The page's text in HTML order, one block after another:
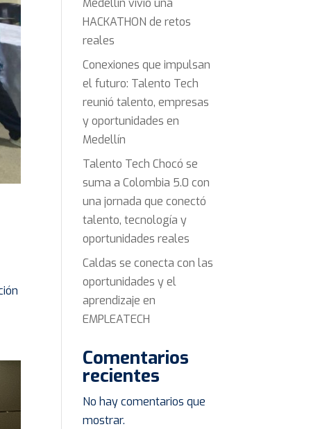
Medellín vivió una
HACKATHON de retos
reales
Conexiones que impulsan
el futuro: Talento Tech
reunió talento, empresas
y oportunidades en
Medellín
Talento Tech Chocó se
suma a Colombia 5.0 con
una jornada que conectó
talento, tecnología y
oportunidades reales
Caldas se conecta con las
oportunidades y el
aprendizaje en
EMPLEATECH
Comentarios
recientes
No hay comentarios que
mostrar.